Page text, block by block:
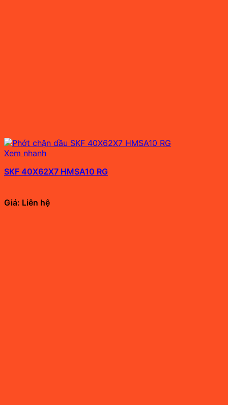
Xem nhanh
SKF 40X62X7 HMSA10 RG
Giá: Liên hệ